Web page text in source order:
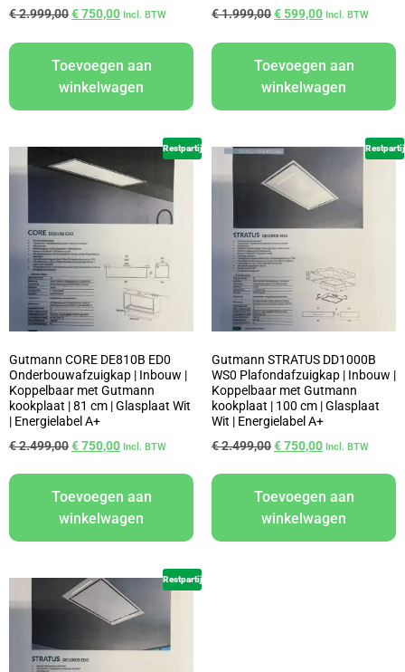
€2.999,00€750,00 Incl. BTW
Toevoegen aan
winkelwagen
€1.999,00€599,00 Incl. BTW
Toevoegen aan
winkelwagen
Restpartij
Gutmann CORE DE810B ED0
Onderbouwafzuigkap | Inbouw |
Koppelbaar met Gutmann
kookplaat | 81 cm | Glasplaat Wit
| Energielabel A+
€2.499,00€750,00 Incl. BTW
Toevoegen aan
winkelwagen
Restpartij
Gutmann STRATUS DD1000B
WS0 Plafondafzuigkap | Inbouw |
Koppelbaar met Gutmann
kookplaat | 100 cm | Glasplaat
Wit | Energielabel A+
€2.499,00€750,00 Incl. BTW
Toevoegen aan
winkelwagen
Restpartij